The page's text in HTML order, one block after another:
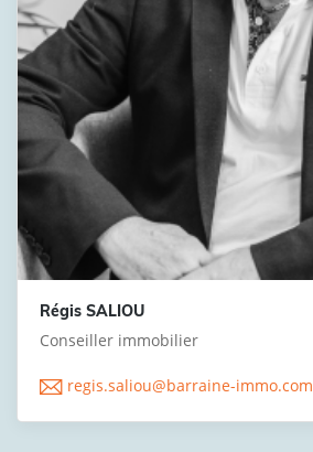
Régis SALIOU
Conseiller immobilier
regis.saliou@barraine-immo.com